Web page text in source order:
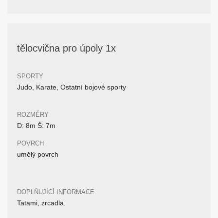
tělocvična pro úpoly 1x
SPORTY
Judo, Karate, Ostatní bojové sporty
ROZMĚRY
D: 8m Š: 7m
POVRCH
umělý povrch
DOPLŇUJÍCÍ INFORMACE
Tatami, zrcadla.